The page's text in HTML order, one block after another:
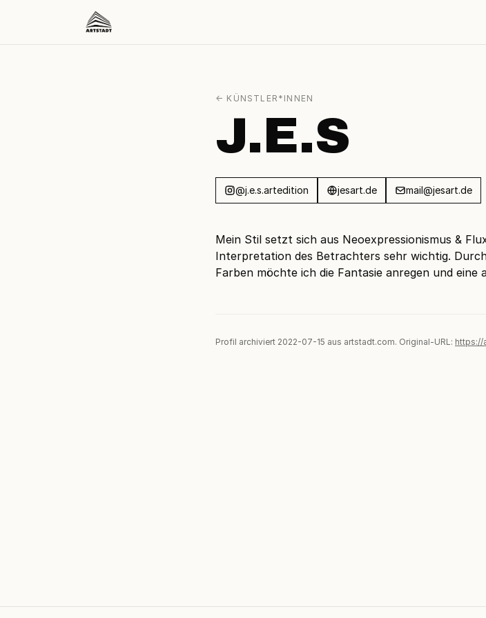
← KÜNSTLER*INNEN
J.E.S
@j.e.s.artedition jesart.de mail@jesart.de
Mein Stil setzt sich aus Neoexpressionismus &
Interpretation des Betrachters sehr wichtig.
Farben möchte ich die Fantasie anregen und
Profil archiviert 2022-07-15 aus artstadt.com. Original-URL: https://